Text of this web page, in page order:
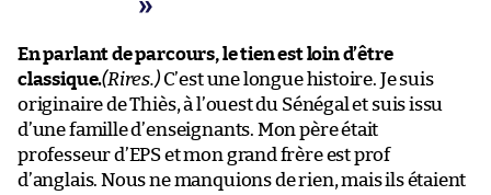
En parlant de parcours, le tien est loin d’être
classique.(Rires.)C’est une longue histoire. Je suis
originaire de Thiès, à l’ouest du Sénégal et suis issu
d’une famille d’enseignants. Mon père était
professeur d’EPS et mon grand frère est prof
d’anglais. Nous ne manquions de rien, mais ils étaient